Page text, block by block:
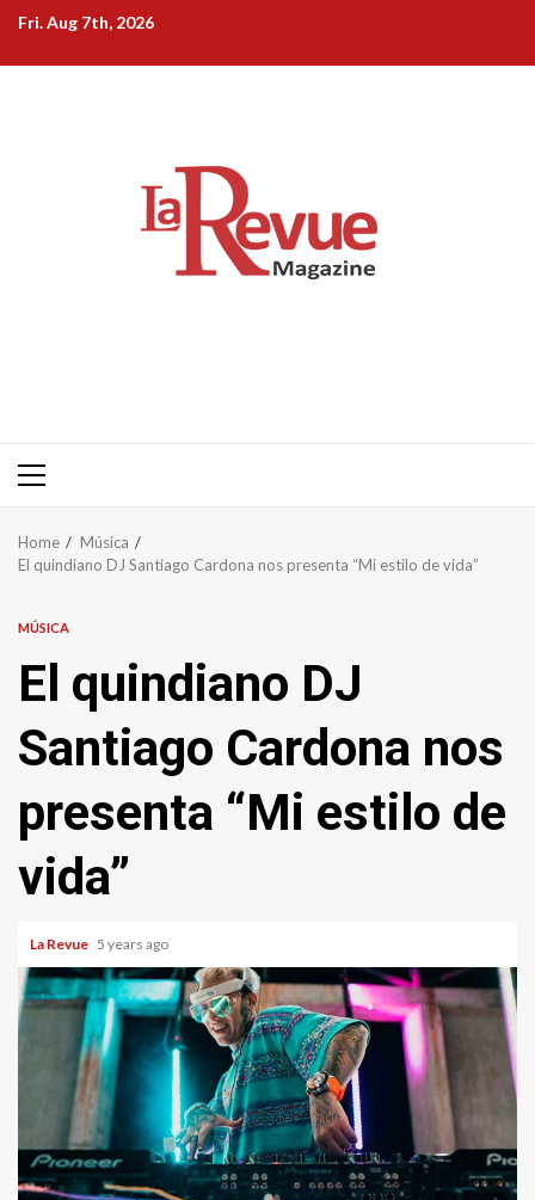
Skip
content
Fri. Aug 7th, 2026
Primary
Home
Música
El quindiano DJ Santiago Cardona nos presenta “Mi estilo de vida”
MÚSICA
El quindiano DJ
Santiago Cardona nos
presenta “Mi estilo de
vida”
La Revue 5 years ago